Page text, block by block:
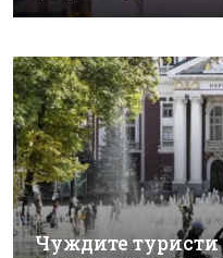
Чуждите туристи